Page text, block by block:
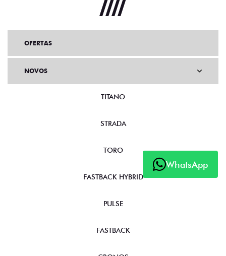
WhatsApp
OFERTAS
NOVOS
TITANO
STRADA
TORO
FASTBACK HYBRID
PULSE
FASTBACK